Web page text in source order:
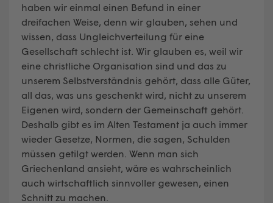
haben wir einmal einen Befund in einer
dreifachen Weise, denn wir glauben, sehen und
wissen, dass Ungleichverteilung für eine
Gesellschaft schlecht ist. Wir glauben es, weil wir
eine christliche Organisation sind und das zu
unserem Selbstverständnis gehört, dass alle Güter,
all das, was uns geschenkt wird, nicht zu unserem
Eigenen wird, sondern der Gemeinschaft gehört.
Deshalb gibt es im Alten Testament ja auch immer
wieder Gesetze, Normen, die sagen, Schulden
müssen getilgt werden. Wenn man sich
Griechenland ansieht, wäre es wahrscheinlich
auch wirtschaftlich sinnvoller gewesen, einen
Schnitt zu machen.